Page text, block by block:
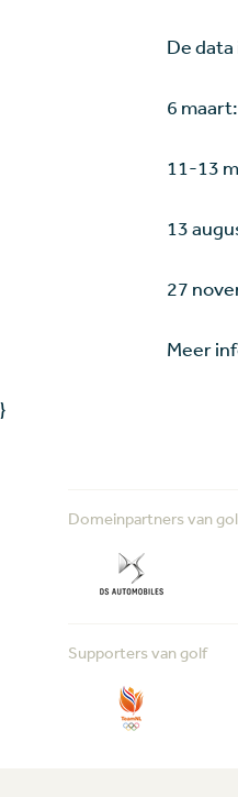
De
6
11-13
13
27
Meer
}
Domeinpartners van
Supporters van golf